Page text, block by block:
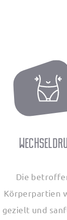
Die
Körperpartien
gezielt und